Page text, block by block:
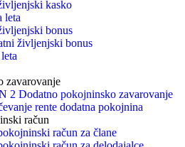
kasko
leta
bonus
življenjski bonus
zavarovanje
2 Dodatno pokojninsko zavarovanje
rente dodatna pokojnina
račun
račun za člane